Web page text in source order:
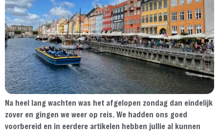
Na heel lang wachten was het afgelopen zondag dan eindelijk
zover en gingen we weer op reis. We hadden ons goed
voorbereid en in eerdere artikelen hebben jullie al kunnen